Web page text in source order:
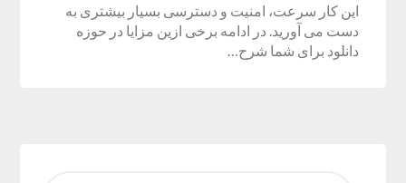
این کار سرعت، امنیت و دسترسی بسیار بیشتری به
دست می آورید. در ادامه برخی ازین مزایا در حوزه
دانلود برای شما شرح…